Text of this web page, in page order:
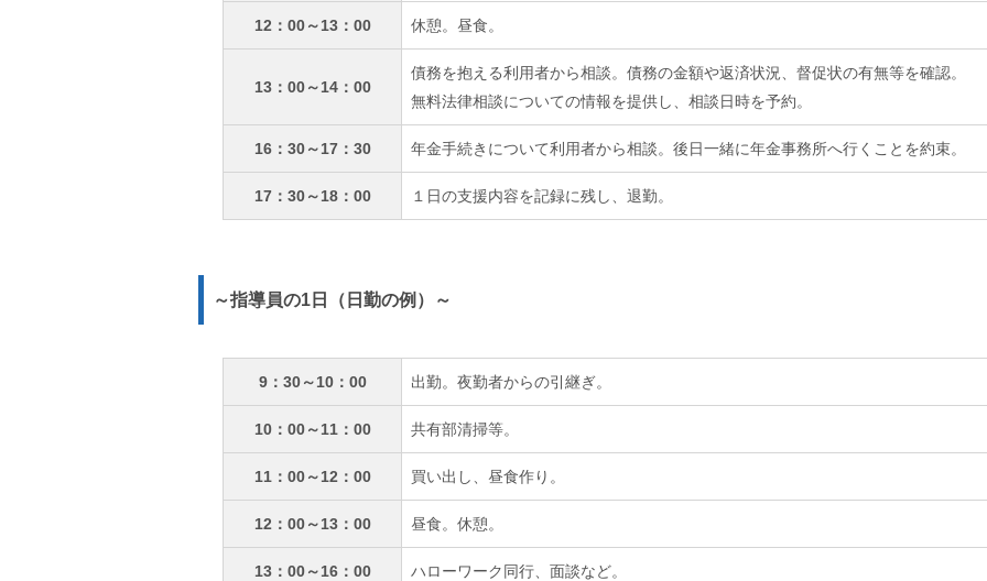
12：00～13：00 休憩。昼食。
13：00～14：00
債務を抱える利用者から相談。債務の金額や返済状況、督促状の有無等を確認。
無料法律相談についての情報を提供し、相談日時を予約。
16：30～17：30 年金手続きについて利用者から相談。後日一緒に年金事務所へ行くことを約束。
17：30～18：00 １日の支援内容を記録に残し、退勤。
～指導員の1日（日勤の例）～
9：30～10：00 出勤。夜勤者からの引継ぎ。
10：00～11：00 共有部清掃等。
11：00～12：00 買い出し、昼食作り。
12：00～13：00 昼食。休憩。
13：00～16：00 ハローワーク同行、面談など。